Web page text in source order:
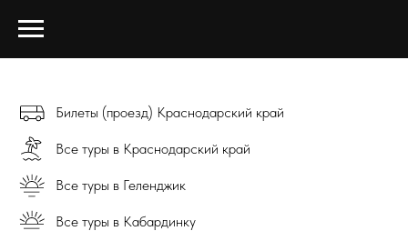
Билеты (проезд) Краснодарский край
Все туры в Краснодарский край
Все туры в Геленджик
Все туры в Кабардинку